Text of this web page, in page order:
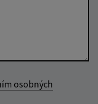
osobných